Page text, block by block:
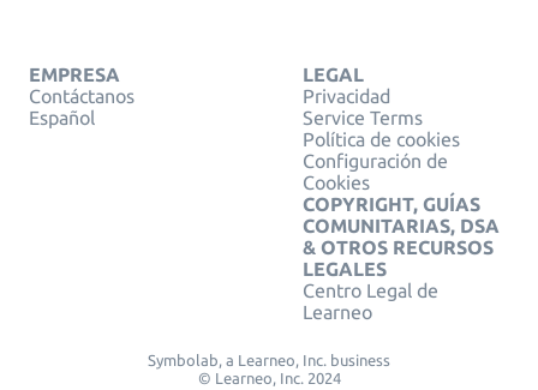
EMPRESA
Contáctanos
Español
LEGAL
Privacidad
Service Terms
Política de cookies
Configuración de
Cookies
COPYRIGHT, GUÍAS
COMUNITARIAS, DSA
& OTROS RECURSOS
LEGALES
Centro Legal de
Learneo
Symbolab, a Learneo, Inc. business
© Learneo, Inc. 2024